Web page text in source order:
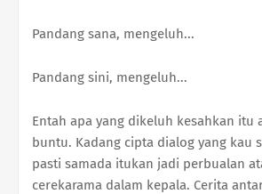
Pandang sana, mengeluh...
Pandang sini, mengeluh...
Entah apa yang dikeluh kesahkan itu
buntu. Kadang cipta dialog yang kau
pasti samada itukan jadi perbualan
cerekarama dalam kepala. Cerita